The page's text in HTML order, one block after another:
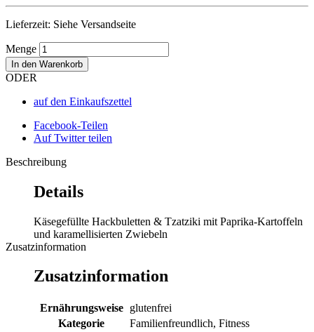
Lieferzeit: Siehe Versandseite
Menge
In den Warenkorb
ODER
auf den Einkaufszettel
Facebook-Teilen
Auf Twitter teilen
Beschreibung
Details
Käsegefüllte Hackbuletten & Tzatziki mit Paprika-Kartoffeln
und karamellisierten Zwiebeln
Zusatzinformation
Zusatzinformation
Ernährungsweise
glutenfrei
Kategorie
Familienfreundlich, Fitness